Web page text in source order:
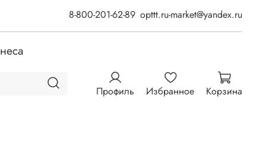
8-800-201-62-89 opttt.ru-market@yandex.ru
Профиль Избранное Корзина